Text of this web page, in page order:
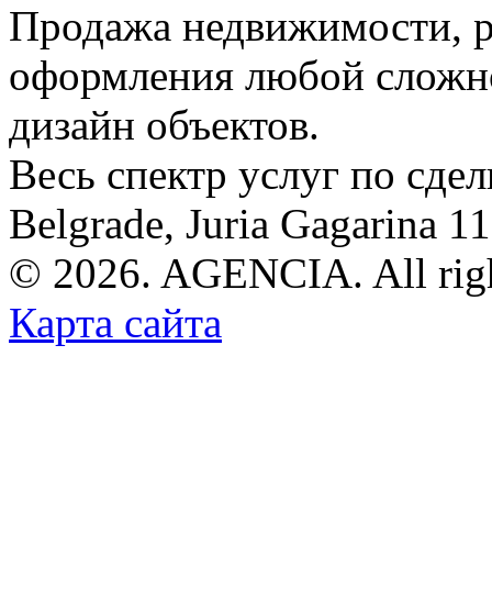
Продажа недвижимости,
оформления любой
дизайн объектов.
Весь спектр услуг по
Belgrade, Juria Gagarina
© 2026. AGENCIA. All
Карта сайта